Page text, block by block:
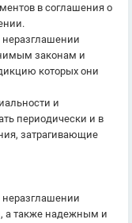
в соглашения о
законам и
которых они
и
периодически и в
затрагивающие
а также надежным и